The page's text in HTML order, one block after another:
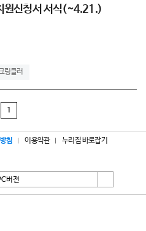
원신청서 서식(~4.21.)
링클러
1
침 이용약관 누리집 바로잡기
버전